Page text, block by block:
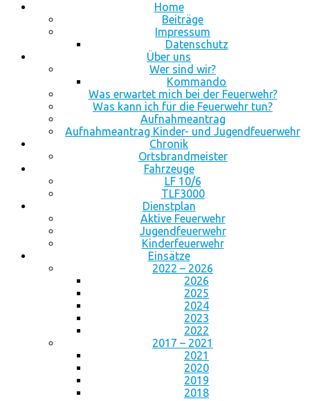
Home
Beiträge
Impressum
Datenschutz
Über uns
Wer sind wir?
Kommando
Was erwartet mich bei der Feuerwehr?
Was kann ich für die Feuerwehr tun?
Aufnahmeantrag
Aufnahmeantrag Kinder- und Jugendfeuerwehr
Chronik
Ortsbrandmeister
Fahrzeuge
LF 10/6
TLF3000
Dienstplan
Aktive Feuerwehr
Jugendfeuerwehr
Kinderfeuerwehr
Einsätze
2022 – 2026
2026
2025
2024
2023
2022
2017 – 2021
2021
2020
2019
2018